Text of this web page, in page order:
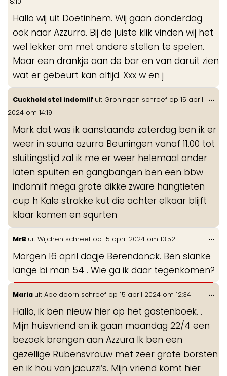
Hallo wij uit Doetinhem. Wij gaan donderdag
ook naar Azzurra. Bij de juiste klik vinden wij het
wel lekker om met andere stellen te spelen.
Maar een drankje aan de bar en van daruit zien
wat er gebeurt kan altijd. Xxx w en j
Cuckhold stel indomilf uit Groningen schreef op 15 april
2024 om 14:19
Mark dat was ik aanstaande zaterdag ben ik er
weer in sauna azurra Beuningen vanaf 11.00 tot
sluitingstijd zal ik me er weer helemaal onder
laten spuiten en gangbangen ben een bbw
indomilf mega grote dikke zware hangtieten
cup h Kale strakke kut die achter elkaar blijft
klaar komen en squrten
...
MrB uit Wijchen schreef op 15 april 2024 om 13:52
Morgen 16 april dagje Berendonck. Ben slanke
lange bi man 54 . Wie ga ik daar tegenkomen?
...
Maria uit Apeldoorn schreef op 15 april 2024 om 12:34
Hallo, ik ben nieuw hier op het gastenboek. .
Mijn huisvriend en ik gaan maandag 22/4 een
bezoek brengen aan Azzura Ik ben een
gezellige Rubensvrouw met zeer grote borsten
en ik hou van jacuzzi’s. Mijn vriend komt hier
...